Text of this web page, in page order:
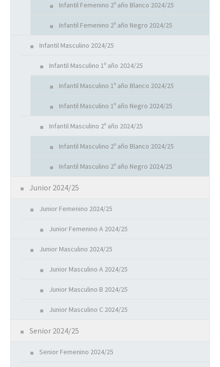
Infantil Femenino 2º año Blanco 2024/25
Infantil Femenino 2º año Negro 2024/25
Infantil Masculino 2024/25
Infantil Masculino 1º año 2024/25
Infantil Masculino 1º año Blanco 2024/25
Infantil Masculino 1º año Negro 2024/25
Infantil Masculino 2º año 2024/25
Infantil Masculino 2º año Blanco 2024/25
Infantil Masculino 2º año Negro 2024/25
Junior 2024/25
Junior Femenino 2024/25
Junior Femenino A 2024/25
Junior Masculino 2024/25
Junior Masculino A 2024/25
Junior Masculino B 2024/25
Junior Masculino C 2024/25
Senior 2024/25
Senior Femenino 2024/25